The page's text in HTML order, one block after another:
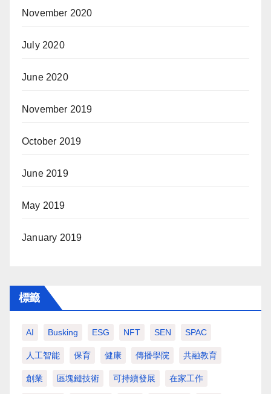
November 2020
July 2020
June 2020
November 2019
October 2019
June 2019
May 2019
January 2019
標籤
AI Busking ESG NFT SEN SPAC
人工智能 保育 健康 傳播學院 共融教育
創業 區塊鏈技術 可持續發展 在家工作